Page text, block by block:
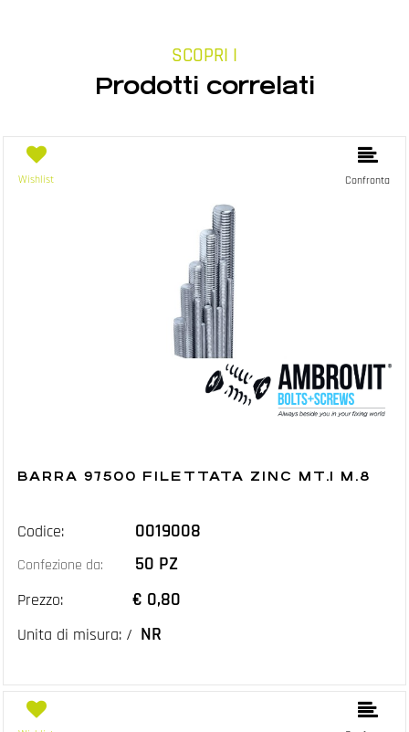
SCOPRI I
Prodotti correlati
Wishlist Confronta
BARRA 97500 FILETTATA ZINC MT.1 M.8
Codice: 0019008
Confezione da: 50 PZ
Prezzo: € 0,80
Unita di misura: / NR